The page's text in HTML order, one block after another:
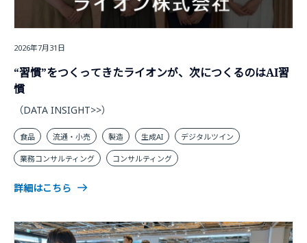
2026年7月31日
“習慣”をつくってきたライオンが、次につくるのはAI習
慣
（DATA INSIGHT>>）
食品 流通・小売 製造 生成AI デジタルツイン
業務コンサルティング コンサルティング
詳細はこちら